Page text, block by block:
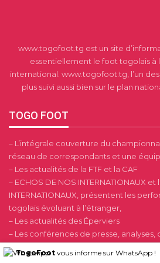
www.togofoot.tg est un site
essentiellement le foot togolais à
international. www.togofoot.tg, l’un
plus suivi aussi bien sur le plan
TOGO FOOT
– L’intégrale couverture du
réseau de correspondants et une
– Les actualités de la FTF et la CAF
– ECHOS DE NOS INTERNATIONAUX et
INTERNATIONAUX, présentent les
togolais évoluant à l’étranger,
– Les actualités des Éperviers
– Les conférences de presse, analyses,
portraits et dossiers, les compétitions
TogoFoot vous informe sur WhatsApp !